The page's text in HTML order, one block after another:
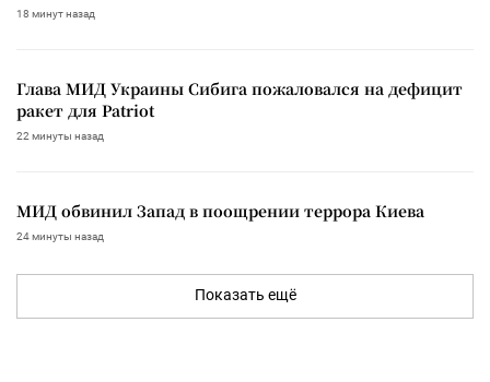
18 минут назад
Глава МИД Украины Сибига пожаловался на дефицит
ракет для Patriot
22 минуты назад
МИД обвинил Запад в поощрении террора Киева
24 минуты назад
Показать ещё